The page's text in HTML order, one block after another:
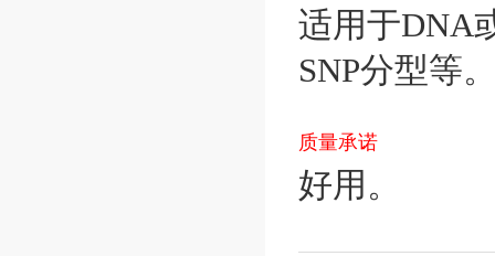
适用于DNA
SNP分型等
质量承诺
好用。